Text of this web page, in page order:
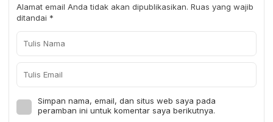
Alamat email Anda tidak akan dipublikasikan. Ruas yang wajib
ditandai *
Simpan nama, email, dan situs web saya pada
peramban ini untuk komentar saya berikutnya.